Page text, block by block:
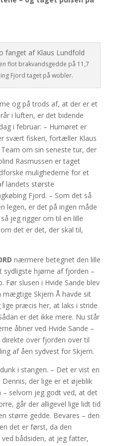
flot brakvandsgedde på 11,7
Fjord taget på wobler.
og på trods af, at der er et
i luften, er det bidende
i februar: – Humøret er
svært fiskeri, fortæller Klaus
om sin seneste tur, der
Rasmussen er taget
mulighederne for et
landets største
Fjord. – Som det så
legen, er det på ingen måde
jeg rigger om til en lille
det er det, der skal til,
nærmere betegnet den lille
sydligste hjørne af fjorden –
Før slusen i Hvide Sande blev
mægtige Skjern Å havde sit
præcis her, at laks i stride
er det ikke mere. Nu står
åbner ved Hvide Sande –
over fjorden over til
af åen sydvest for Skjern.
i stangen. – Det er vist en
der lige er et øjeblik
selvom jeg godt ved, at det
går der alligevel lige lidt tid
større gedde. Bevares – den
det er først, da den
bådsiden, at jeg fatter,